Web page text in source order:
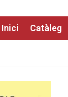
Inici Catàleg